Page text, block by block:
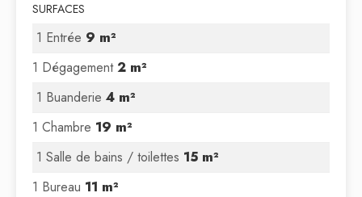
SURFACES
1 Entrée 9 m²
1 Dégagement2 m²
1 Buanderie 4 m²
1 Chambre 19 m²
1 Salle de bains / toilettes 15 m²
1 Bureau 11 m²